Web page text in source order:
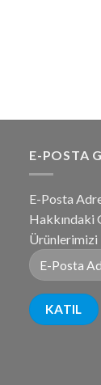
E-POSTA
E-Posta
Hakkındaki
Ürünlerimizi